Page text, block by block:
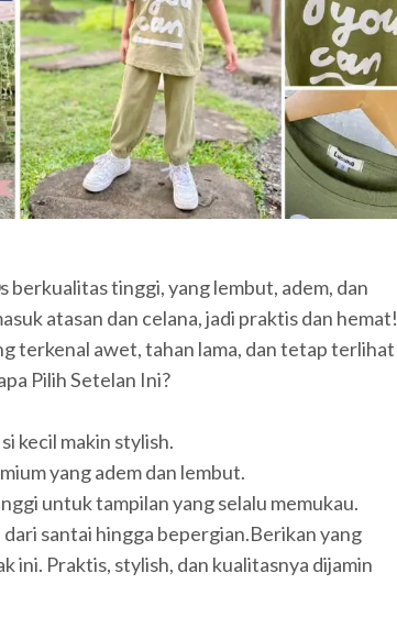
tinggi, yang lembut, adem, dan
atasan dan celana, jadi praktis dan hemat!
terkenal awet, tahan lama, dan tetap terlihat
Pilih Setelan Ini?
kecil makin stylish.
yang adem dan lembut.
untuk tampilan yang selalu memukau.
santai hingga bepergian.Berikan yang
ini. Praktis, stylish, dan kualitasnya dijamin